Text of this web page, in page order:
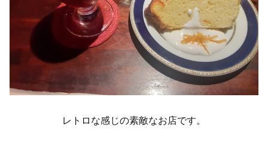
レトロな感じの素敵なお店です。